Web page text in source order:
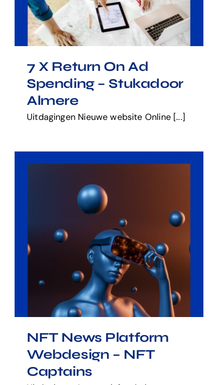
7 X Return On Ad
Spending – Stukadoor
Almere
Uitdagingen Nieuwe website Online [...]
NFT News Platform
Webdesign – NFT Captains
NFT News Platform
Webdesign – NFT
Captains